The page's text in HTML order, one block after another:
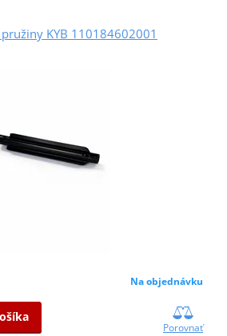
pružiny KYB 110184602001
Na objednávku
Porovnať